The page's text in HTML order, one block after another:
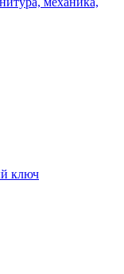
ключ